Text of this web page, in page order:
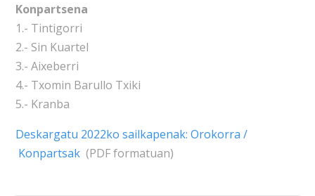
Konpartsena
1.- Tintigorri
2.- Sin Kuartel
3.- Aixeberri
4.- Txomin Barullo Txiki
5.- Kranba
Deskargatu 2022ko sailkapenak: Orokorra /
Konpartsak(PDF formatuan)